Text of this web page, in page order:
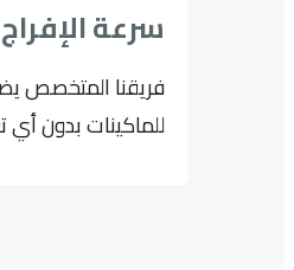
سرعة
فريقنا المتخصص
للماكينات بدون